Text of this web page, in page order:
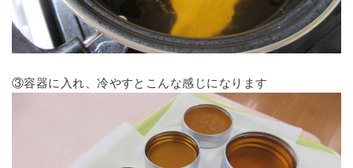
③容器に入れ、冷やすとこんな感じになります